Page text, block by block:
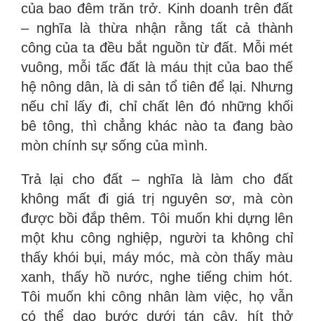
của bao đêm trăn trở. Kinh doanh trên đất
– nghĩa là thừa nhận rằng tất cả thành
công của ta đều bắt nguồn từ đất. Mỗi mét
vuông, mỗi tấc đất là máu thịt của bao thế
hệ nông dân, là di sản tổ tiên để lại. Nhưng
nếu chỉ lấy đi, chỉ chất lên đó những khối
bê tông, thì chẳng khác nào ta đang bào
mòn chính sự sống của mình.
Trả lại cho đất – nghĩa là làm cho đất
không mất đi giá trị nguyên sơ, mà còn
được bồi đắp thêm. Tôi muốn khi dựng lên
một khu công nghiệp, người ta không chỉ
thấy khói bụi, máy móc, mà còn thấy màu
xanh, thấy hồ nước, nghe tiếng chim hót.
Tôi muốn khi công nhân làm việc, họ vẫn
có thể dạo bước dưới tán cây, hít thở